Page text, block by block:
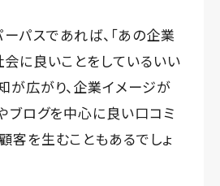
パスであれば、「あの企業
会に良いことをしているいい
が広がり、企業イメージが
ブログを中心に良い口コミ
客を生むこともあるでしょ